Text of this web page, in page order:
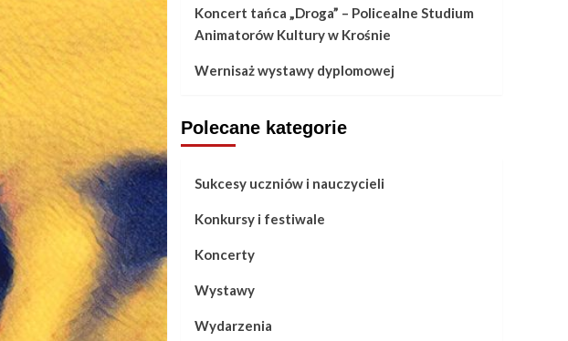
Koncert tańca „Droga” – Policealne Studium
Animatorów Kultury w Krośnie
Wernisaż wystawy dyplomowej
Polecane kategorie
Sukcesy uczniów i nauczycieli
Konkursy i festiwale
Koncerty
Wystawy
Wydarzenia